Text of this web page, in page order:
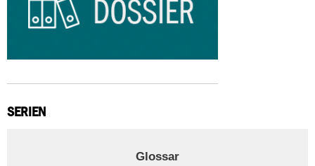
SERIEN
Glossar